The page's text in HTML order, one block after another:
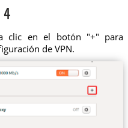
4
clic en el botón "+" para
de VPN.